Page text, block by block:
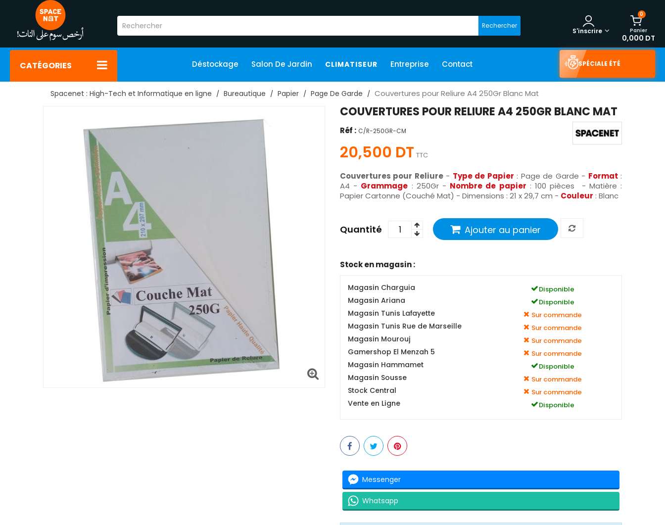
Rechercher
0
Panier
0,000 DT
S'inscrire
CATÉGORIES Déstockage Salon De Jardin CLIMATISEUR Entreprise Contact SPÉCIALE ÉTÉ
Spacenet : High-Tech et Informatique en ligne Bureautique Papier Page De Garde Couvertures pour Reliure A4 250Gr Blanc Mat
COUVERTURES POUR RELIURE A4 250GR BLANC MAT
Réf : C/R-250GR-CM
20,500 DT TTC
Couvertures pour Reliure- Type de Papier : Page de Garde - Format:
A4 - Grammage : 250Gr - Nombre de papier : 100 pièces - Matière :
Papier Cartonne (Couché Mat) - Dimensions : 21 x 29,7 cm - Couleur : Blanc
Quantité Ajouter au panier
Stock en magasin :
Magasin Charguia Disponible
Magasin Ariana Disponible
Magasin Tunis Lafayette Sur commande
Magasin Tunis Rue de Marseille Sur commande
Magasin Mourouj Sur commande
Gamershop El Menzah 5 Sur commande
Magasin Hammamet Disponible
Magasin Sousse Sur commande
Stock Central Sur commande
Vente en Ligne Disponible
Messenger
Whatsapp